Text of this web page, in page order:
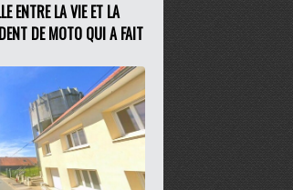
ENTRE LA VIE ET LA
DE MOTO QUI A FAIT